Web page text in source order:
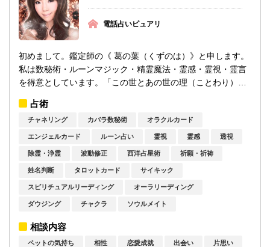
電話占いピュアリ
初めまして。鑑定師の《 葛の葉（くずのは）》と申します。
私は数秘術・ルーンマジック・精霊魔法・霊感・霊視・霊言
を得意としています。「この世とあの世の理（ことわり）」
占術
チャネリング カバラ数秘術 オラクルカード
エンジェルカード ルーン占い 霊視 霊感 透視
除霊・浄霊 波動修正 西洋占星術 祈願・祈祷
姓名判断 タロットカード サイキック
スピリチュアルリーディング オーラリーディング
ダウジング チャクラ ソウルメイト
相談内容
ペットの気持ち 相性 恋愛成就 出会い 片思い